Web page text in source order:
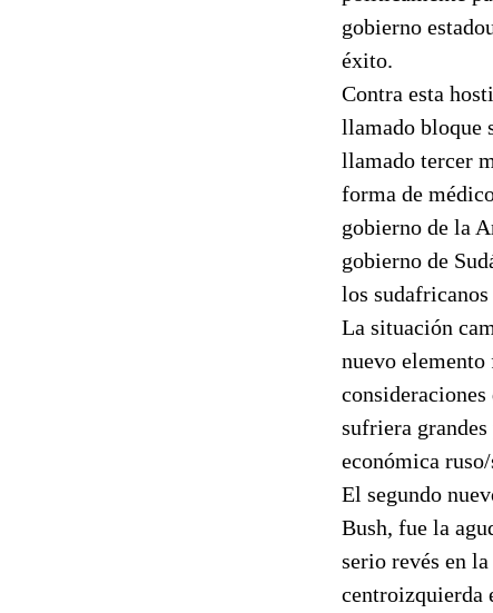
gobierno
éxito.
Contra esta
llamado bloque
llamado tercer
forma de
gobierno de la
gobierno de
los
La situación
nuevo
sufriera
económica
El segundo
Bush, fue la
serio revés en
centroizquierda